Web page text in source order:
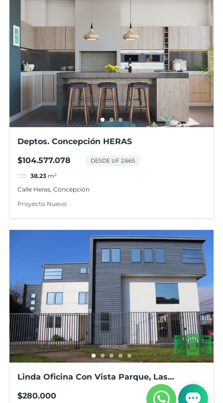
Deptos. Concepción HERAS
$104.577.078 DESDE UF 2.665
38.23 m²
Calle Heras, Concepción
Proyecto Nuevo
Linda Oficina Con Vista Parque, Las
$280.000